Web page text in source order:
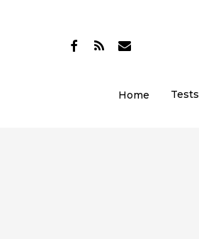
facebook
RSS email
Home Tests